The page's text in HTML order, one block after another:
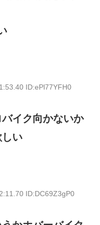
ID:ePl77YFH0
イク向かないか
しい
ID:DC69Z3gP0